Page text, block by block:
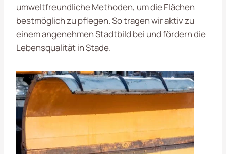
umweltfreundliche Methoden, um die Flächen
bestmöglich zu pflegen. So tragen wir aktiv zu
einem angenehmen Stadtbild bei und fördern die
Lebensqualität in Stade.